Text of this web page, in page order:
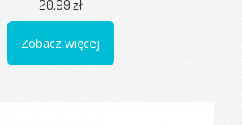
20,99 zł
Zobacz więcej